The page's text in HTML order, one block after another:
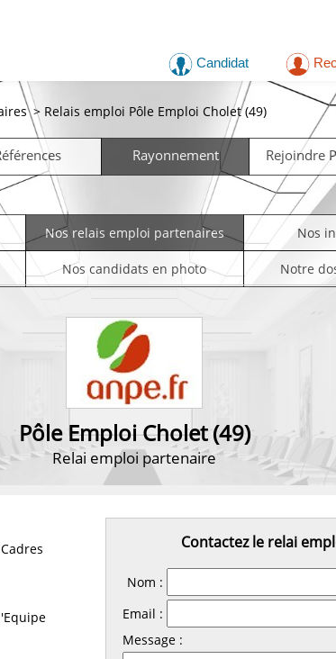
Candidat
> Relais emploi Pôle Emploi Cholet (49)
Rayonnement Rejoindre
Nos relais emploi partenaires Nos
Nos candidats en photo Notre
Pôle Emploi Cholet (49)
Relai emploi partenaire
Contactez le relai
Nom :
Email :
Message :